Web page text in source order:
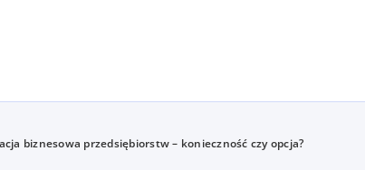
biznesowa przedsiębiorstw – konieczność czy opcja?